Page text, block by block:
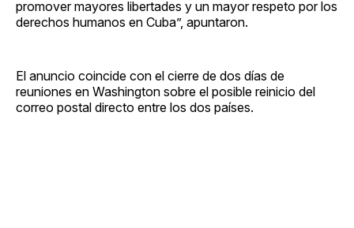
promover mayores libertades y un mayor respeto por los
derechos humanos en Cuba”, apuntaron.
El anuncio coincide con el cierre de dos días de
reuniones en Washington sobre el posible reinicio del
correo postal directo entre los dos países.